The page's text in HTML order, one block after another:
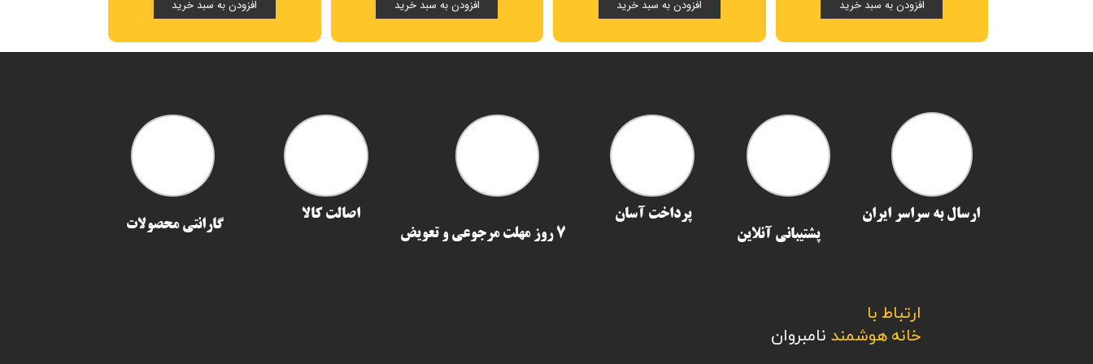
افزودن به سبد خرید افزودن به سبد خرید افزودن به سبد خرید افزودن به سبد خرید
ارتباط با
​​​​​​​خانه هوشمند نامبروان
ارسال به سراسر ایران​​​​​​​
پشتیبانی آنلاین
پرداخت آسان
7 روز مهلت مرجوعی و تعویض
اصالت کالا
گارانتی محصولات